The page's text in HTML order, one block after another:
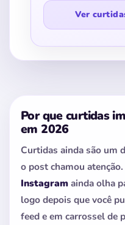
Ver
Por que curtidas
em 2026
Curtidas ainda são um
o post chamou
Instagramainda olha
logo depois que você
feed e em carrossel de